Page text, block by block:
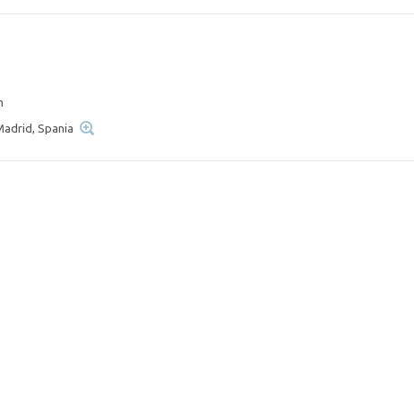
Spania